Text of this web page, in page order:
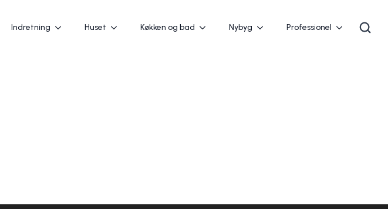
Indretning Huset Køkken og bad Nybyg Professionel